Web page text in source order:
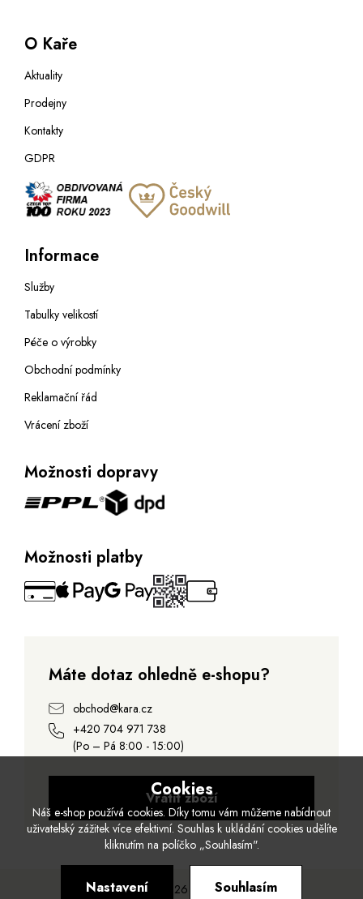
O Kaře
Aktuality
Prodejny
Kontakty
GDPR
Informace
Služby
Tabulky velikostí
Péče o výrobky
Obchodní podmínky
Reklamační řád
Vrácení zboží
Možnosti dopravy
Možnosti platby
Máte dotaz ohledně e-shopu?
obchod@kara.cz
+420 704 971 738
(Po – Pá 8:00 - 15:00)
Vrátit zboží
© 2026 Kara.
Cookies
Náš e-shop používá cookies. Díky tomu vám můžeme nabídnout
uživatelský zážitek více efektivní. Souhlas k ukládání cookies udělíte
kliknutím na políčko „Souhlasím".
Nastavení Souhlasím